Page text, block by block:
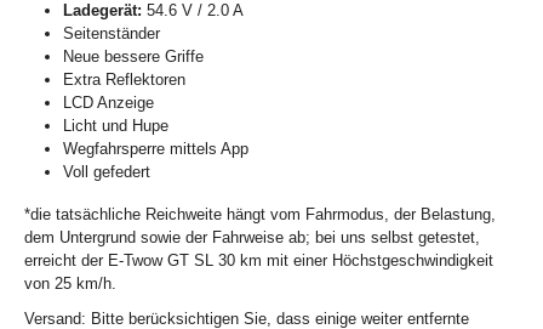
Ladegerät: 54.6 V / 2.0 A
Seitenständer
Neue bessere Griffe
Extra Reflektoren
LCD Anzeige
Licht und Hupe
Wegfahrsperre mittels App
Voll gefedert
*die tatsächliche Reichweite hängt vom Fahrmodus, der Belastung,
dem Untergrund sowie der Fahrweise ab; bei uns selbst getestet,
erreicht der E-Twow GT SL 30 km mit einer Höchstgeschwindigkeit
von 25 km/h.
Versand: Bitte berücksichtigen Sie, dass einige weiter entfernte